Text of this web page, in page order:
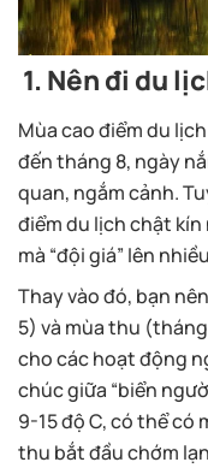
1. Nên đi du
Mùa cao điểm du
đến tháng 8, ngày
quan, ngắm cảnh.
điểm du lịch chật
mà “đội giá” lên
Thay vào đó, bạn
5) và mùa thu
cho các hoạt động
chúc giữa “biển
9-15 độ C, có thể có
thu bắt đầu chớm